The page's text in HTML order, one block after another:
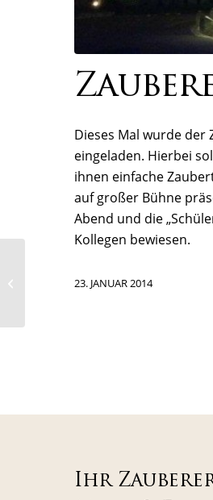
Dieses Mal wurde der
eingeladen. Hierbei
ihnen einfache
auf großer Bühne
Abend und die
Kollegen bewiesen.
23. JANUAR 2014
Ihr
mit Zauber-Dinner-